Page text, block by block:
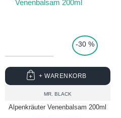
-30 %
MR. BLACK
Alpenkräuter Venenbalsam 200ml
+ WARENKORB